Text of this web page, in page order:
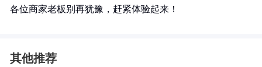
各位商家老板别再犹豫，赶紧体验起来！
其他推荐